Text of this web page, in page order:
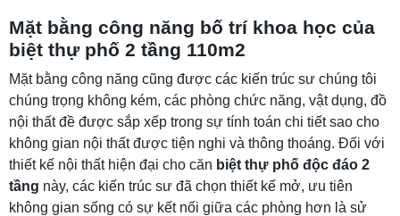
Mặt bằng công năng bố trí khoa học của
biệt thự phố 2 tầng 110m2
Mặt bằng công năng cũng được các kiến trúc sư chúng tôi
chúng trọng không kém, các phòng chức năng, vật dụng, đồ
nội thất đề được sắp xếp trong sự tính toán chi tiết sao cho
không gian nội thất được tiện nghi và thông thoáng. Đối với
thiết kế nội thất hiện đại cho căn biệt thự phố độc đáo 2
tầng này, các kiến trúc sư đã chọn thiết kế mở, ưu tiên
không gian sống có sự kết nối giữa các phòng hơn là sử